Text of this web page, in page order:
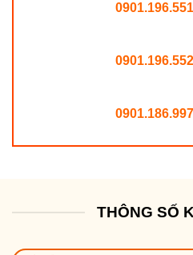
0901.196.551
0901.196.552
0901.186.997
THÔNG SỐ